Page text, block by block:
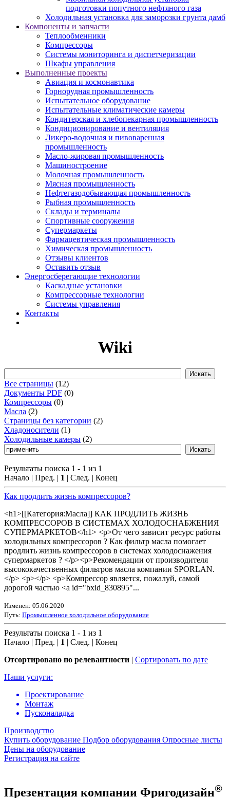
подготовки попутного нефтяного газа
Холодильная установка для заморозки грунта дамб
Компоненты и запчасти
Теплообменники
Компрессоры
Системы мониторинга и диспетчеризации
Шкафы управления
Выполненные проекты
Авиация и космонавтика
Горнорудная промышленность
Испытательное оборудование
Испытательные климатические камеры
Кондитерская и хлебопекарная промышленность
Кондиционирование и вентиляция
Ликеро-водочная и пивоваренная
промышленность
Масло-жировая промышленность
Машиностроение
Молочная промышленность
Мясная промышленность
Нефтегазодобывающая промышленность
Рыбная промышленность
Склады и терминалы
Спортивные сооружения
Супермаркеты
Фармацевтическая промышленность
Химическая промышленность
Отзывы клиентов
Оставить отзыв
Энергосберегающие технологии
Каскадные установки
Компрессорные технологии
Системы управления
Контакты
Wiki
Все страницы (12)
Документы PDF (0)
Компрессоры (0)
Масла (2)
Страницы без категории (2)
Хладоносители (1)
Холодильные камеры (2)
Результаты поиска 1 - 1 из 1
Начало | Пред. | 1 | След. | Конец
Как продлить жизнь компрессоров?
<h1>[[Категория:Масла]] КАК ПРОДЛИТЬ ЖИЗНЬ
КОМПРЕССОРОВ В СИСТЕМАХ ХОЛОДОСНАБЖЕНИЯ
СУПЕРМАРКЕТОВ</h1> <p>От чего зависит ресурс работы
холодильных компрессоров ? Как фильтр масла помогает
продлить жизнь компрессоров в системах холодоснажения
супермаркетов ? </p><p>Рекомендации от производителя
высококачественных фильтров масла компании SPORLAN.
</p> <p></p> <p>Компрессор является, пожалуй, самой
дорогой частью <a id="bxid_830895"...
Изменен: 05.06.2020
Путь: Промышленное холодильное оборудование
Результаты поиска 1 - 1 из 1
Начало | Пред. | 1 | След. | Конец
Отсортировано по релевантности | Сортировать по дате
Наши услуги:
Проектирование
Монтаж
Пусконаладка
Производство
Купить оборудование Подбор оборудования Опросные листы
Цены на оборудование
Регистрация на сайте
Презентация компании Фригодизайн®